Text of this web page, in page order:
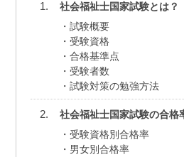
社会福祉士国家試験とは？
試験概要
受験資格
合格基準点
受験者数
試験対策の勉強方法
社会福祉士国家試験の合格
受験資格別合格率
男女別合格率